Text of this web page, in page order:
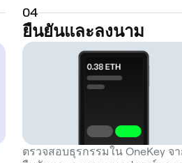
04
ยืนยันและลงนาม
ตรวจสอบธุรกรรมใน OneKey จ